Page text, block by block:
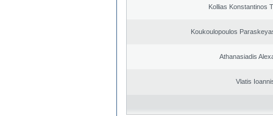
Kollias Konstantinos
Koukoulopoulos
Athanasiadis
Vlatis